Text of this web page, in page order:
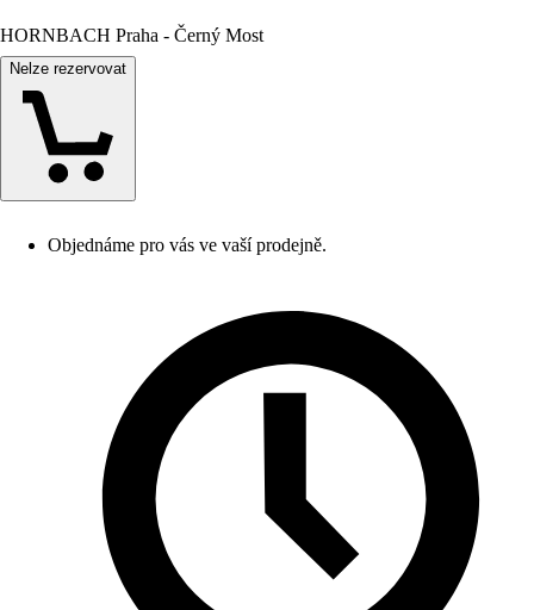
HORNBACH Praha - Černý Most
Nelze rezervovat
Objednáme pro vás ve vaší prodejně.